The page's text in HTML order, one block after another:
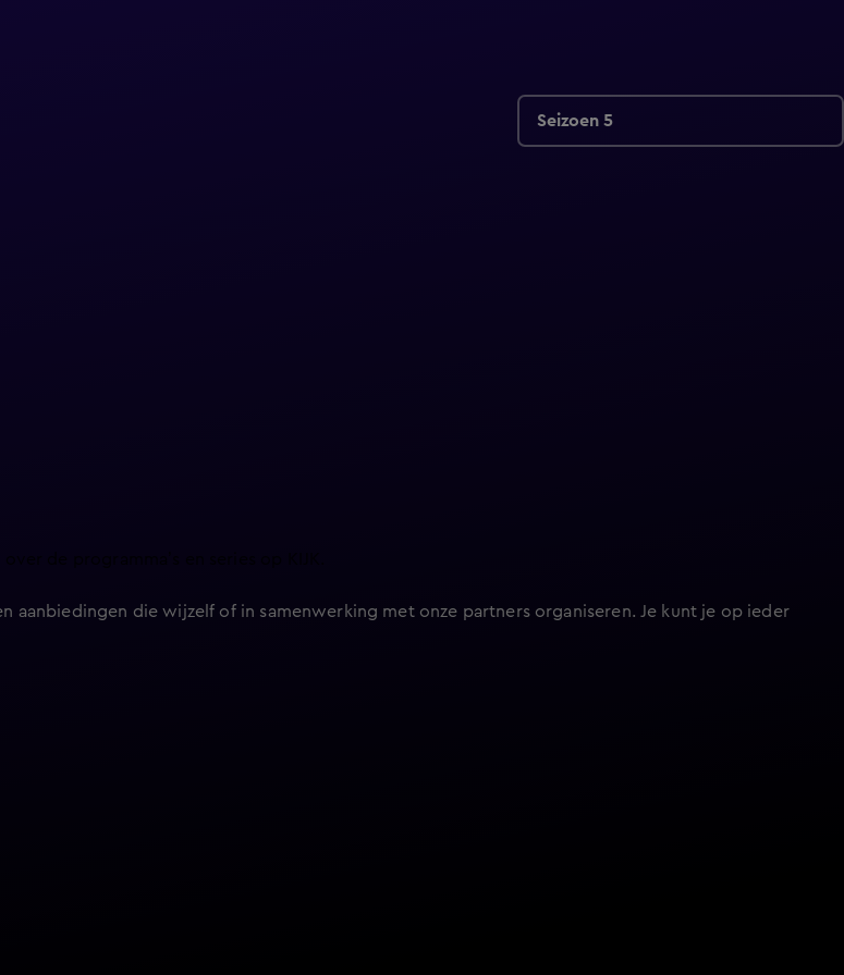
Seizoen 5
de programma’s en series op KIJK.
aanbiedingen die wijzelf of in samenwerking met onze partners organiseren. Je kunt je op ieder